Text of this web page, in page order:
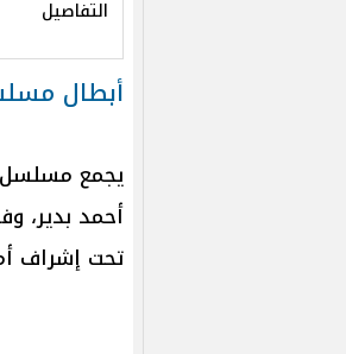
التفاصيل
أبطال
يجمع مسلسل
أحمد بدير،
تحت إشراف